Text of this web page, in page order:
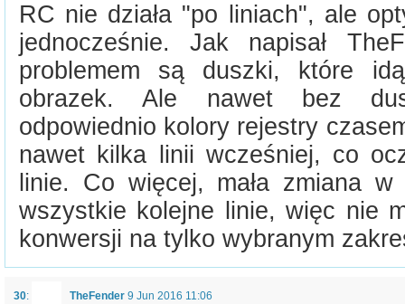
RC nie działa "po liniach", ale
jednocześnie. Jak napisał
problemem są duszki, które
obrazek. Ale nawet bez
odpowiednio kolory rejestry
nawet kilka linii wcześniej, co
linie. Co więcej, mała zmiana
wszystkie kolejne linie, więc nie
konwersji na tylko wybranym
30: TheFender 9 Jun 2016 11:06